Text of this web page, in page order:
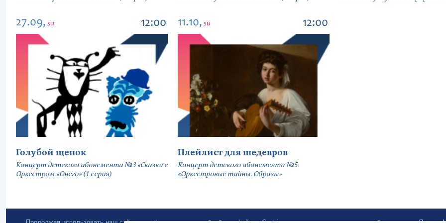
27.09, su 12:00
Голубой щенок
Концерт детского абонемента №3 «Сказки с
Оркестром «Онего» (1 серия)
11.10, su 12:00
Плейлист для шедевров
Концерт детского абонемента №5
«Оркестровые тайны. Образы»